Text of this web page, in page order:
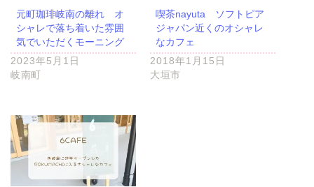
元町珈琲岐南の離れ オ
シャレで落ち着いた雰囲
気でいただくモーニング
2023年5月1日
岐南町
喫茶nayuta ソフトピア
ジャパン近くのオシャレ
なカフェ
2018年1月15日
大垣市